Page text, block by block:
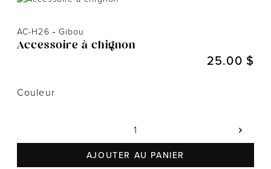
Notre histoire
L'équipe
AC-H26 - Gibou
Accessoire à chignon
25.00 $
Couleur
AJOUTER AU PANIER